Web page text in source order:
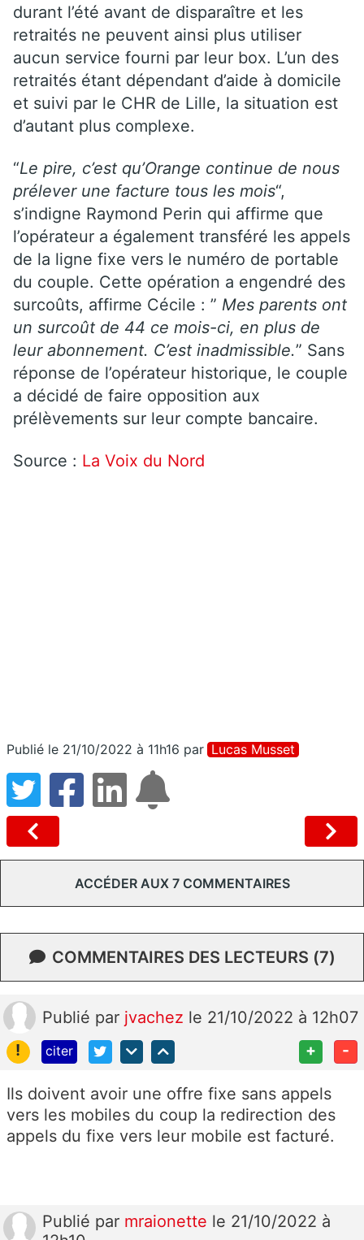
durant l’été avant de disparaître et les
retraités ne peuvent ainsi plus utiliser
aucun service fourni par leur box. L’un des
retraités étant dépendant d’aide à domicile
et suivi par le CHR de Lille, la situation est
d’autant plus complexe.
“Le pire, c’est qu’Orange continue de nous
prélever une facture tous les mois“,
s’indigne Raymond Perin qui affirme que
l’opérateur a également transféré les appels
de la ligne fixe vers le numéro de portable
du couple. Cette opération a engendré des
surcoûts, affirme Cécile : ” Mes parents ont
un surcoût de 44 ce mois-ci, en plus de
leur abonnement. C’est inadmissible.” Sans
réponse de l’opérateur historique, le couple
a décidé de faire opposition aux
prélèvements sur leur compte bancaire.
Source : La Voix du Nord
Publié le 21/10/2022 à 11h16 par Lucas Musset
ACCÉDER AUX 7 COMMENTAIRES
COMMENTAIRES DES LECTEURS (7)
Publié par jvachez le 21/10/2022 à 12h07
!
citer + -
Ils doivent avoir une offre fixe sans appels
vers les mobiles du coup la redirection des
appels du fixe vers leur mobile est facturé.
Publié par mraionette le 21/10/2022 à